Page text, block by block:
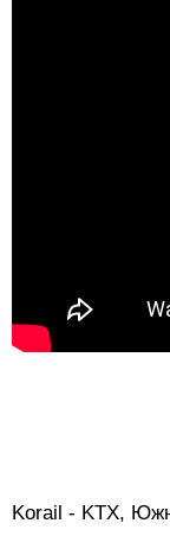
Korail - KTX,